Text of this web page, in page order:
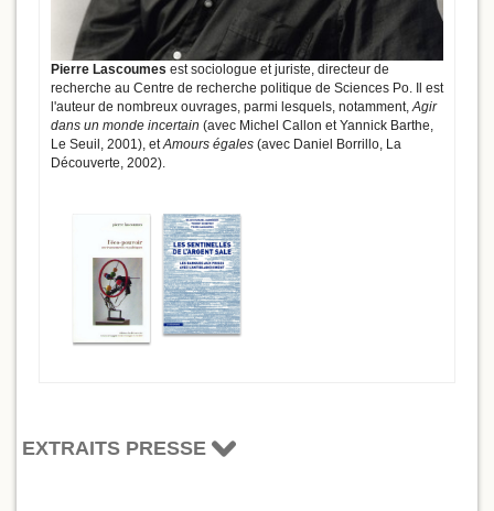
Pierre Lascoumes est sociologue et juriste, directeur de
recherche au Centre de recherche politique de Sciences Po. Il est
l'auteur de nombreux ouvrages, parmi lesquels, notamment,Agir
dans un monde incertain (avec Michel Callon et Yannick Barthe,
Le Seuil, 2001), etAmours égales (avec Daniel Borrillo, La
Découverte, 2002).
EXTRAITS PRESSE